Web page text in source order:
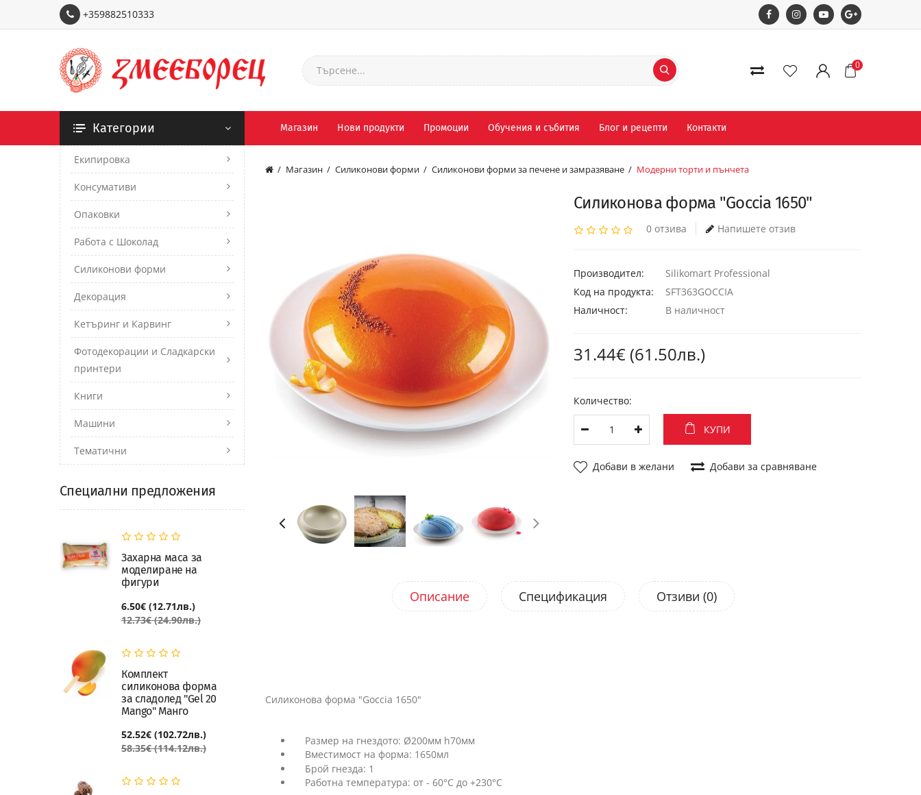
+359882510333
0
Категории Магазин Нови продукти Промоции Обучения и събития Блог и рецепти Контакти
Екипировка
Консумативи
Опаковки
Работа с Шоколад
Силиконови форми
Декорация
Кетъринг и Карвинг
Фотодекорации и Сладкарски
принтери
Книги
Машини
Тематични
Специални предложения
Захарна маса за
моделиране на
фигури
6.50€ (12.71лв.)
12.73€ (24.90лв.)
Комплект
силиконова форма
за сладолед "Gel 20
Mango" Манго
52.52€ (102.72лв.)
58.35€ (114.12лв.)
Магазин Силиконови форми Силиконови форми за печене и замразяване Модерни торти и пънчета
Силиконова форма "Goccia 1650"
0 отзива Напишете отзив
Производител:
Silikomart Professional
Код на продукта:
SFT363GOCCIA
Наличност:
В наличност
31.44€ (61.50лв.)
Количество:
КУПИ
Добави в желани Добави за сравняване
Описание Спецификация Отзиви (0)
Силиконова форма "Goccia 1650"
Размер на гнездото: Ø200мм h70мм
Вместимост на форма: 1650мл
Брой гнезда: 1
Работна температура: от - 60°C до +230°C